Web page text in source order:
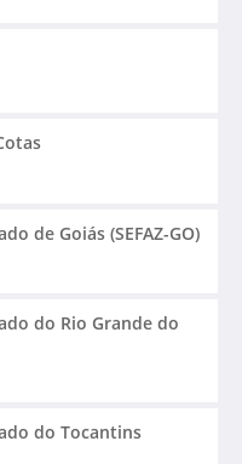
de Goiás (SEFAZ-GO)
do Rio Grande do
do Tocantins